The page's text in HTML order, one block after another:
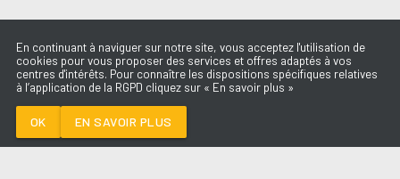
En continuant à naviguer sur notre site, vous acceptez l'utilisation de
cookies pour vous proposer des services et offres adaptés à vos
centres d'intérêts. Pour connaître les dispositions spécifiques relatives
à l’application de la RGPD cliquez sur « En savoir plus »
OK EN SAVOIR PLUS